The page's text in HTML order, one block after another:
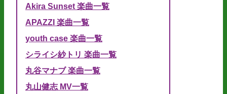
Akira Sunset 楽曲一覧
APAZZI 楽曲一覧
youth case 楽曲一覧
シライシ紗トリ 楽曲一覧
丸谷マナブ 楽曲一覧
丸山健志 MV一覧